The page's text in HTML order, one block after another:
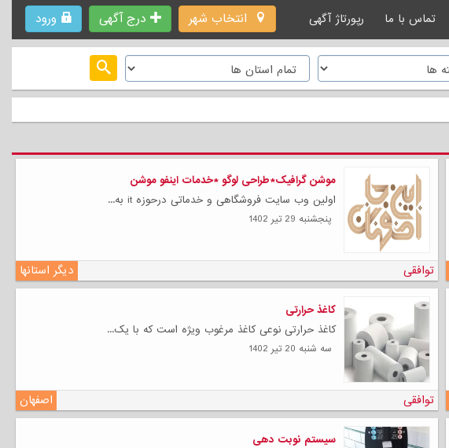
انتخاب شهر درج آگهی ورود تماس با ما رپورتاژ آگهی
موشن گرافیک*طراحی لوگو *خدمات اینفو موشن
اولین وب سایت فروشگاهی و خدماتی درحوزه it به...
پنجشنبه 29 تیر 1402
دیگر استانها توافقی
کاغذ حرارتی
کاغذ حرارتی نوعی کاغذ مرغوب ویژه است که با یک...
سه شنبه 20 تیر 1402
اصفهان توافقی
سیستم نوبت دهی